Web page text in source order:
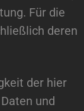
Für die
deren
der hier
und